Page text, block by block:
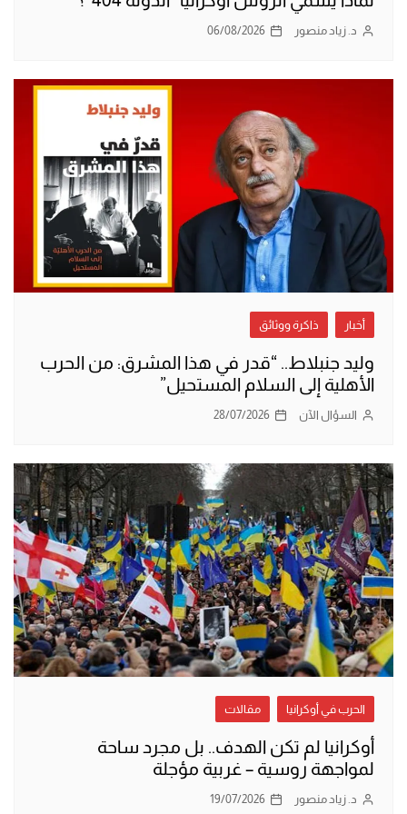
د. زياد منصور 06/08/2026
أخبار ذاكرة ووثائق
وليد جنبلاط.. “قدر في هذا المشرق: من الحرب
الأهلية إلى السلام المستحيل”
السؤال الآن 28/07/2026
الحرب في أوكرانيا مقالات
أوكرانيا لم تكن الهدف.. بل مجرد ساحة
لمواجهة روسية – غربية مؤجلة
د. زياد منصور 19/07/2026